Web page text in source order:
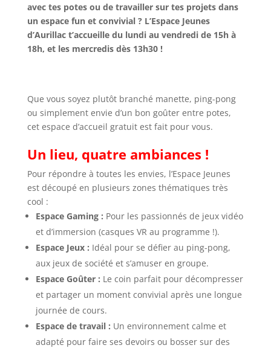
avec tes potes ou de travailler sur tes projets dans
un espace fun et convivial ? L’Espace Jeunes
d’Aurillac t’accueille du lundi au vendredi de 15h à
18h, et les mercredis dès 13h30 !
Que vous soyez plutôt branché manette, ping-pong
ou simplement envie d’un bon goûter entre potes,
cet espace d’accueil gratuit est fait pour vous.
Un lieu, quatre ambiances !
Pour répondre à toutes les envies, l’Espace Jeunes
est découpé en plusieurs zones thématiques très
cool :
Espace Gaming : Pour les passionnés de jeux vidéo
et d’immersion (casques VR au programme !).
Espace Jeux : Idéal pour se défier au ping-pong,
aux jeux de société et s’amuser en groupe.
Espace Goûter : Le coin parfait pour décompresser
et partager un moment convivial après une longue
journée de cours.
Espace de travail : Un environnement calme et
adapté pour faire ses devoirs ou bosser sur des